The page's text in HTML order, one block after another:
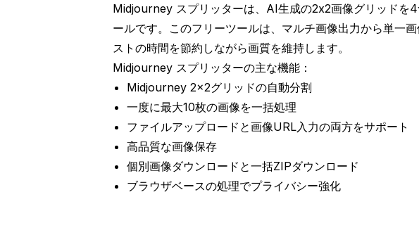
Midjourney スプリッターは、AI生成の2x2画像グリッドを
ールです。このフリーツールは、マルチ画像出力から単一
ストの時間を節約しながら画質を維持します。
Midjourney スプリッターの主な機能：
Midjourney 2x2グリッドの自動分割
一度に最大10枚の画像を一括処理
ファイルアップロードと画像URL入力の両方をサポート
高品質な画像保存
個別画像ダウンロードと一括ZIPダウンロード
ブラウザベースの処理でプライバシー強化